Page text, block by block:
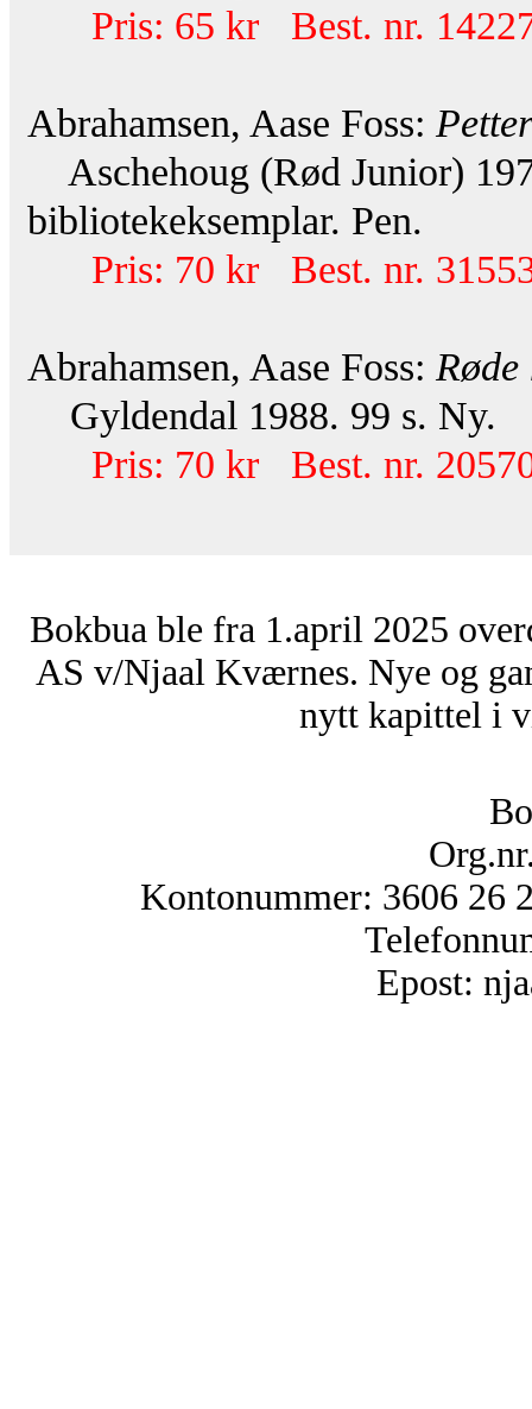
Pris: 65 kr Best. nr.
Abrahamsen, Aase Foss:
Aschehoug (Rød Junior)
bibliotekeksemplar. Pen.
Pris: 70 kr Best. nr.
Abrahamsen, Aase Foss:
Gyldendal 1988. 99 s. Ny.
Pris: 70 kr Best. nr.
Bokbua ble fra 1.april 2025
AS v/Njaal Kværnes. Nye og
nytt kapittel i
Kontonummer: 3606 26
Epost: